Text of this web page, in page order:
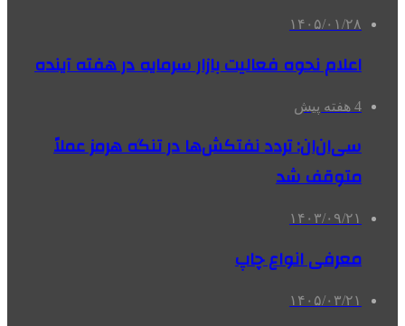
۱۴۰۵/۰۱/۲۸
اعلام نحوه فعالیت بازار سرمایه در هفته آینده
4 هفته پیش
سی‌ان‌ان: تردد نفتکش‌ها در تنگه هرمز عملاً
متوقف شد
۱۴۰۳/۰۹/۲۱
معرفی انواع چاپ
۱۴۰۵/۰۳/۲۱